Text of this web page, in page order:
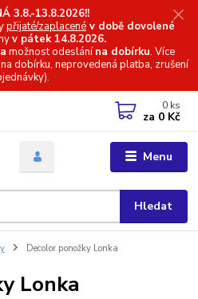
3.8.-13.8.2026!!
přijaté/zaplacené v době dovolené
v pátek 14.8.2026.
možnost odeslánína dobírku. Více
dobírku, neprovedená platba, zrušení
Menu
Hledat
0 ks
za 0 Kč
Decolor ponožky Lonka
Lonka